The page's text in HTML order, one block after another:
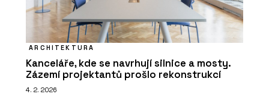
ARCHITEKTURA
Kanceláře, kde se navrhují silnice a mosty.
Zázemí projektantů prošlo rekonstrukcí
4. 2. 2026